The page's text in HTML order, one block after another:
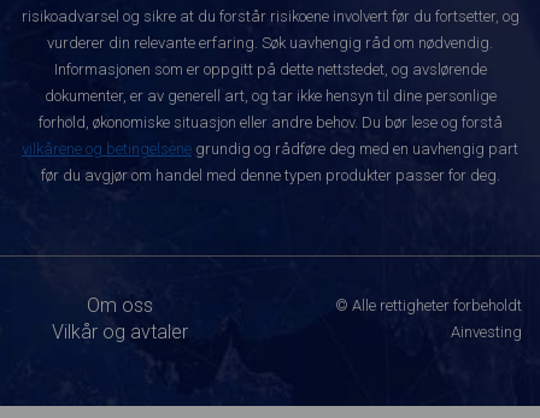
risikoadvarsel og sikre at du forstår risikoene involvert før du fortsetter, og
vurderer din relevante erfaring. Søk uavhengig råd om nødvendig.
Informasjonen som er oppgitt på dette nettstedet, og avslørende
dokumenter, er av generell art, og tar ikke hensyn til dine personlige
forhold, økonomiske situasjon eller andre behov. Du bør lese og forstå
vilkårene og betingelsene grundig og rådføre deg med en uavhengig part
før du avgjør om handel med denne typen produkter passer for deg.
Om oss
Vilkår og avtaler
© Alle rettigheter forbeholdt
Ainvesting